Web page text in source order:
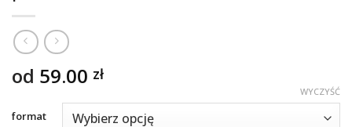
od 59.00 zł
format
WYCZYŚĆ